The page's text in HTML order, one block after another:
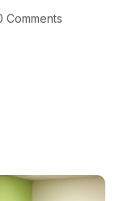
Comments